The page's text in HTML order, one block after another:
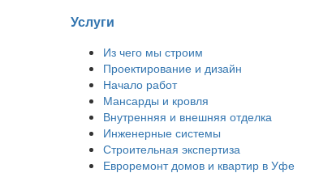
Услуги
Из чего мы строим
Проектирование и дизайн
Начало работ
Мансарды и кровля
Внутренняя и внешняя отделка
Инженерные системы
Строительная экспертиза
Евроремонт домов и квартир в Уфе